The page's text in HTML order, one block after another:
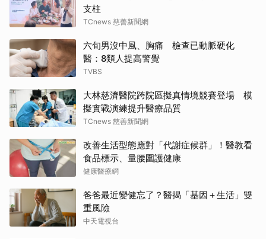
支柱
TCnews 慈善新聞網
六旬男沒中風、胸痛 檢查已動脈硬化
醫：8類人提高警覺
TVBS
大林慈濟醫院跨院區擬真情境競賽登場 模
擬實戰演練提升醫療品質
TCnews 慈善新聞網
改善生活型態應對「代謝症候群」！醫教看
食品標示、量腰圍護健康
健康醫療網
爸爸最近變健忘了？醫揭「基因＋生活」雙
重風險
中天電視台